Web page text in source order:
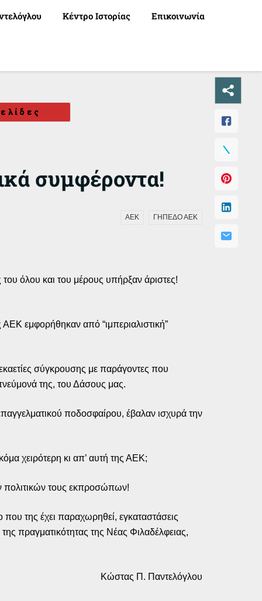
Κέντρο Ιστορίας Επικοινωνία
συμφέροντα!
ΑΕΚ ΓΗΠΕΔΟ ΑΕΚ
όλου και του μέρους υπήρξαν άριστες!
ΑΕΚ εμφορήθηκαν από “ιμπεριαλιστική”
σύγκρουσης με παράγοντες που
της, του Δάσους μας.
ποδοσφαίρου, έβαλαν ισχυρά την
χειρότερη κι απ’ αυτή της ΑΕΚ;
πολιτικών τους εκπροσώπων!
της έχει παραχωρηθεί, εγκαταστάσεις
πραγματικότητας της Νέας Φιλαδέλφειας,
Κώστας Π. Παντελόγλου